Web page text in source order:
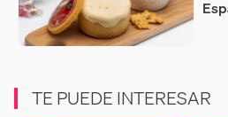
TE PUEDE INTERESAR